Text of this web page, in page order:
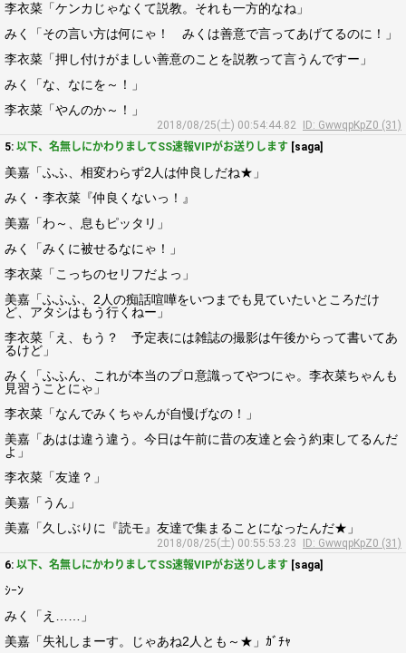
李衣菜「ケンカじゃなくて説教。それも一方的なね」
みく「その言い方は何にゃ！ みくは善意で言ってあげてるのに！」
李衣菜「押し付けがましい善意のことを説教って言うんですー」
みく「な、なにを～！」
李衣菜「やんのか～！」
2018/08/25(土) 00:54:44.82
ID: GwwqpKpZ0 (31)
5: 以下、名無しにかわりましてSS速報VIPがお送りします [saga]
美嘉「ふふ、相変わらず2人は仲良しだね★」
みく・李衣菜『仲良くないっ！』
美嘉「わ～、息もピッタリ」
みく「みくに被せるなにゃ！」
李衣菜「こっちのセリフだよっ」
美嘉「ふふふ、2人の痴話喧嘩をいつまでも見ていたいところだけ
ど、アタシはもう行くねー」
李衣菜「え、もう？ 予定表には雑誌の撮影は午後からって書いてあ
るけど」
みく「ふふん、これが本当のプロ意識ってやつにゃ。李衣菜ちゃんも
見習うことにゃ」
李衣菜「なんでみくちゃんが自慢げなの！」
美嘉「あはは違う違う。今日は午前に昔の友達と会う約束してるんだ
よ」
李衣菜「友達？」
美嘉「うん」
美嘉「久しぶりに『読モ』友達で集まることになったんだ★」
2018/08/25(土) 00:55:53.23
ID: GwwqpKpZ0 (31)
6: 以下、名無しにかわりましてSS速報VIPがお送りします [saga]
ｼｰﾝ
みく「え……」
美嘉「失礼しまーす。じゃあね2人とも～★」ｶﾞﾁｬ